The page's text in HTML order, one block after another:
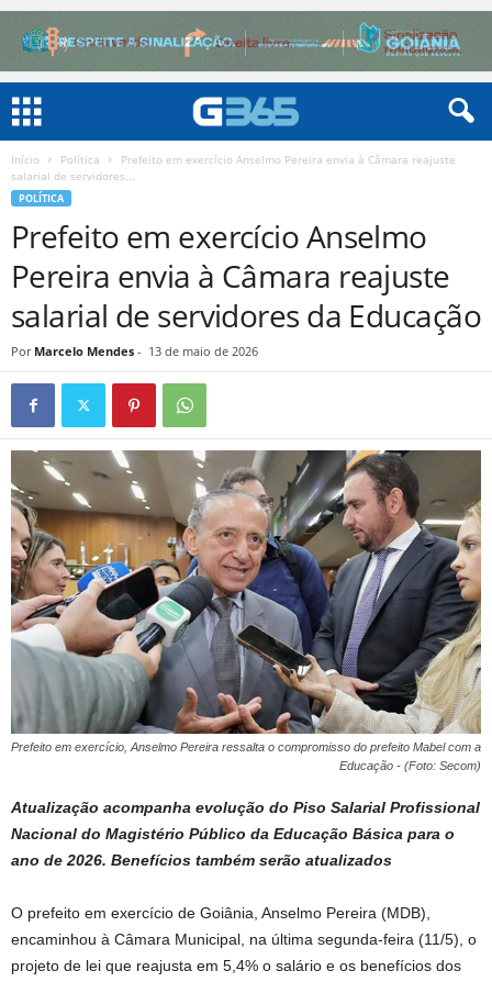
Início Política
Prefeito em exercício Anselmo Pereira envia à Câmara reajuste
salarial de servidores...
POLÍTICA
Prefeito em exercício Anselmo
Pereira envia à Câmara reajuste
salarial de servidores da Educação
Por Marcelo Mendes - 13 de maio de 2026
Prefeito em exercício, Anselmo Pereira ressalta o compromisso do prefeito Mabel com a
Educação - (Foto: Secom)
Atualização acompanha evolução do Piso Salarial Profissional
Nacional do Magistério Público da Educação Básica para o
ano de 2026. Benefícios também serão atualizados
O prefeito em exercício de Goiânia, Anselmo Pereira (MDB),
encaminhou à Câmara Municipal, na última segunda-feira (11/5), o
projeto de lei que reajusta em 5,4% o salário e os benefícios dos